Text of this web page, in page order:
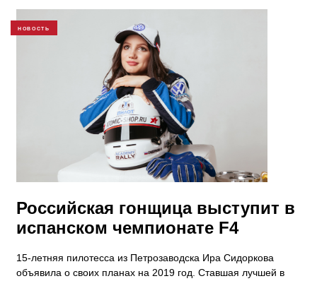
НОВОСТЬ
Российская гонщица выступит в
испанском чемпионате F4
15-летняя пилотесса из Петрозаводска Ира Сидоркова
объявила о своих планах на 2019 год. Ставшая лучшей в